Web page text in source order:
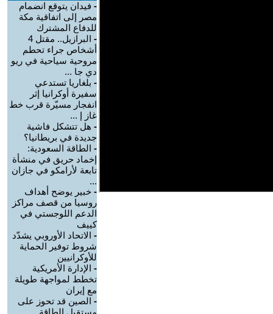
- فيدان يتوقع انضمام
مصر إلى اتفاقية مكة
للدفاع المشترك
-
البرازيل.. مقتل 4
أشخاص جراء تحطم
مروحية سياحية في ريو
دي جا ...
- بلغاريا تستدعي
سفيرة أوكرانيا إثر
انفجار مسيّرة قرب خط
غاز إ ...
- هل تتشكل فاشية
جديدة في بريطانيا؟
- الطاقة السعودية:
إخماد حريق في منشأة
تابعة لأرامكو في جازان
...
- خبير يوضح أهداف
روسيا من قصف مراكز
الدعم اللوجستي في
كييف
- الاتحاد الأوروبي يشدّد
شروط توفير الحماية
للأوكرانيين
- الإدارة الأمريكية
تخطط لمواجهة طويلة
مع إيران
- الصين قد تحوز على
مستقبل الطاقة